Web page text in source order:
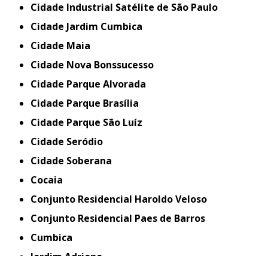
Cidade Industrial Satélite de São Paulo
Cidade Jardim Cumbica
Cidade Maia
Cidade Nova Bonssucesso
Cidade Parque Alvorada
Cidade Parque Brasília
Cidade Parque São Luíz
Cidade Seródio
Cidade Soberana
Cocaia
Conjunto Residencial Haroldo Veloso
Conjunto Residencial Paes de Barros
Cumbica